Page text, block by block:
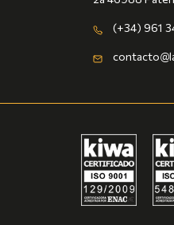
(+34) 961